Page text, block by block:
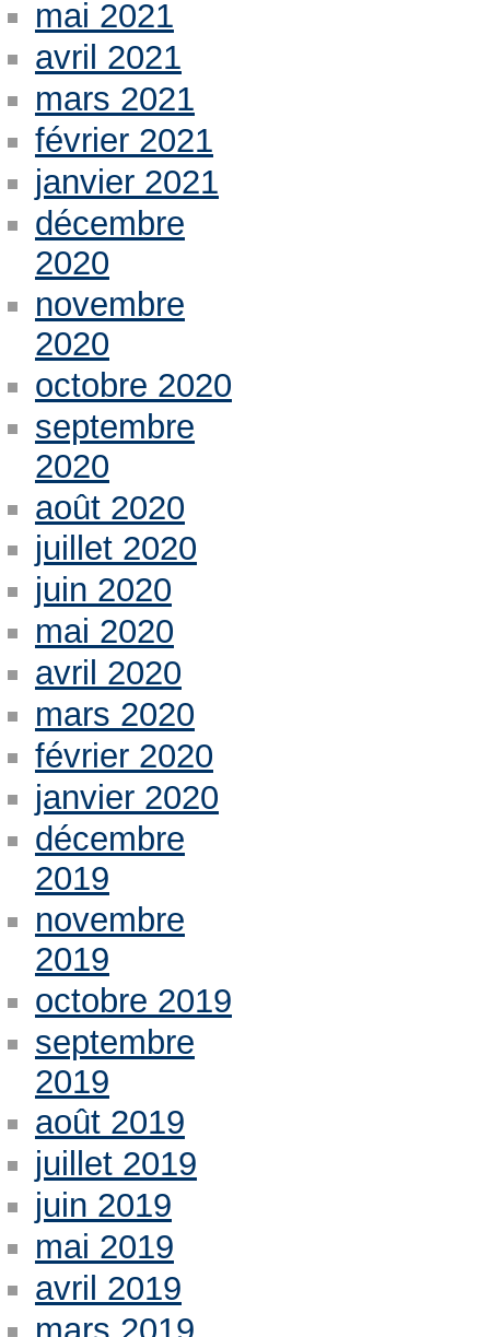
mai 2021
avril 2021
mars 2021
février 2021
janvier 2021
décembre
2020
novembre
2020
octobre 2020
septembre
2020
août 2020
juillet 2020
juin 2020
mai 2020
avril 2020
mars 2020
février 2020
janvier 2020
décembre
2019
novembre
2019
octobre 2019
septembre
2019
août 2019
juillet 2019
juin 2019
mai 2019
avril 2019